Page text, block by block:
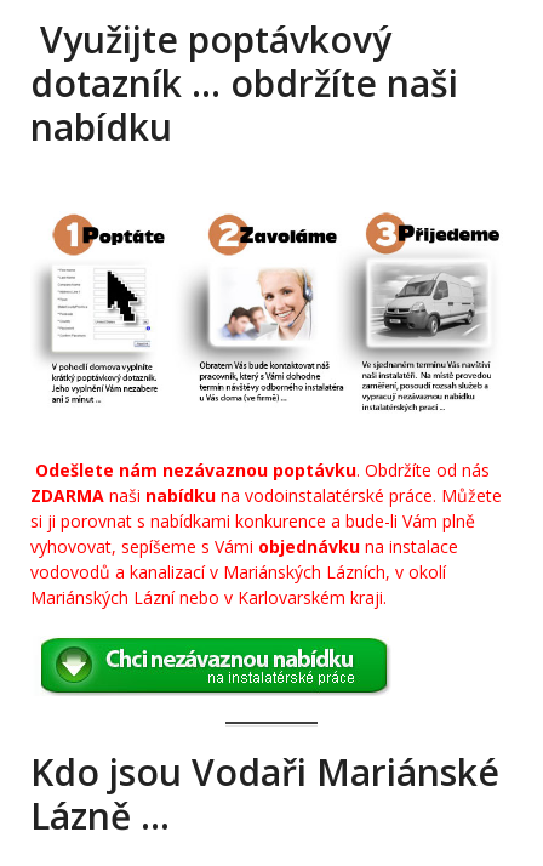
Využijte poptávkový
dotazník … obdržíte naši
nabídku
Odešlete nám nezávaznou poptávku. Obdržíte od nás
ZDARMA naši nabídku na vodoinstalatérské práce. Můžete
si ji porovnat s nabídkami konkurence a bude-li Vám plně
vyhovovat, sepíšeme s Vámi objednávku na instalace
vodovodů a kanalizací v Mariánských Lázních, v okolí
Mariánských Lázní nebo v Karlovarském kraji.
Kdo jsou Vodaři Mariánské
Lázně …